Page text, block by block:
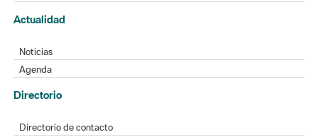
Actualidad
Noticias
Agenda
Directorio
Directorio de contacto